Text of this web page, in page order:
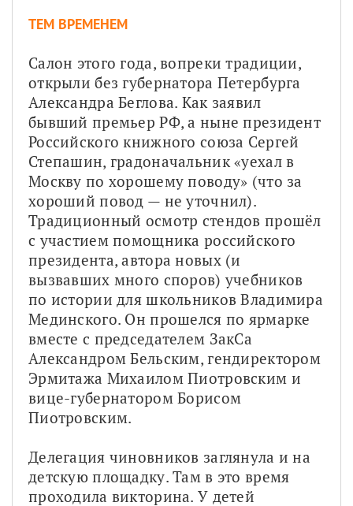
ТЕМ ВРЕМЕНЕМ
Салон этого года, вопреки традиции,
открыли без губернатора Петербурга
Александра Беглова. Как заявил
бывший премьер РФ, а ныне президент
Российского книжного союза Сергей
Степашин, градоначальник «уехал в
Москву по хорошему поводу» (что за
хороший повод — не уточнил).
Традиционный осмотр стендов прошёл
с участием помощника российского
президента, автора новых (и
вызвавших много споров) учебников
по истории для школьников Владимира
Мединского. Он прошелся по ярмарке
вместе с председателем ЗакСа
Александром Бельским, гендиректором
Эрмитажа Михаилом Пиотровским и
вице-губернатором Борисом
Пиотровским.
Делегация чиновников заглянула и на
детскую площадку. Там в это время
проходила викторина. У детей